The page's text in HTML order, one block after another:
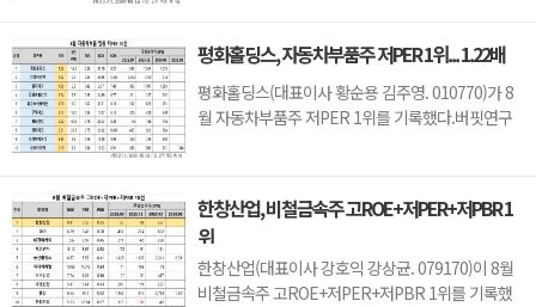
차지했으며, 아이디스홀딩스(054800), 오픈베이스
(049480), 아이디피(332370)가 뒤를 이었다.씨아이
테크는 지난 1분기 매출액 66억원, 영업손실 15억원
평화홀딩스, 자동차부품주 저PER 1위... 1.22배
평화홀딩스(대표이사 황순용 김주영. 010770)가 8
월 자동차부품주 저PER 1위를 기록했다.버핏연구
리티(018500)(1.74)가 뒤를 이었다.평화홀딩스는 1
분기 매출액 2251억원, 영업이익 123억원으로 전년
동기대비 ...
한창산업, 비철금속주 고ROE+저PER+저PBR 1
위
한창산업(대표이사 강호익 강상균. 079170)이 8월
비철금속주 고ROE+저PER+저PBR 1위를 기록했